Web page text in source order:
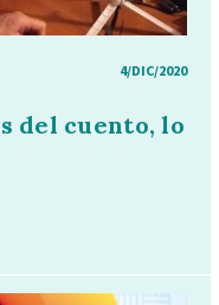
4/DIC/2020
del cuento, lo